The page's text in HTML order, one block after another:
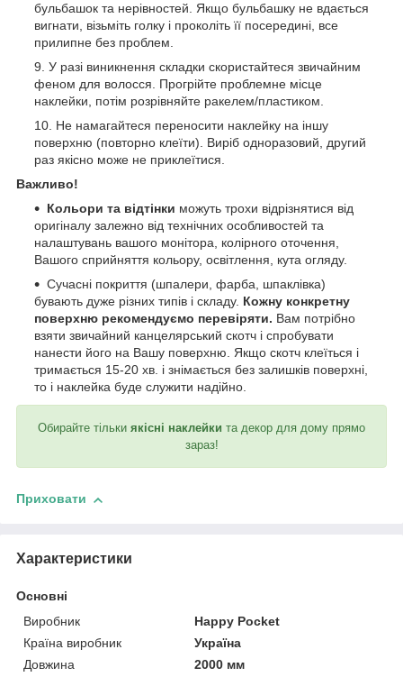
бульбашок та нерівностей. Якщо бульбашку не вдається
вигнати, візьміть голку і проколіть її посередині, все
прилипне без проблем.
У разі виникнення складки скористайтеся звичайним
феном для волосся. Прогрійте проблемне місце
наклейки, потім розрівняйте ракелем/пластиком.
Не намагайтеся переносити наклейку на іншу
поверхню (повторно клеїти). Виріб одноразовий, другий
раз якісно може не приклеїтися.
Важливо!
Кольори та відтінки можуть трохи відрізнятися від
оригіналу залежно від технічних особливостей та
налаштувань вашого монітора, колірного оточення,
Вашого сприйняття кольору, освітлення, кута огляду.
Сучасні покриття (шпалери, фарба, шпаклівка)
бувають дуже різних типів і складу. Кожну конкретну
поверхню рекомендуємо перевіряти. Вам потрібно
взяти звичайний канцелярський скотч і спробувати
нанести його на Вашу поверхню. Якщо скотч клеїться і
тримається 15-20 хв. і знімається без залишків поверхні,
то і наклейка буде служити надійно.
Обирайте тільки якісні наклейки та декор для дому прямо
зараз!
Приховати
Характеристики
Основні
Виробник
Happy Pocket
Країна виробник
Україна
Довжина
2000 мм